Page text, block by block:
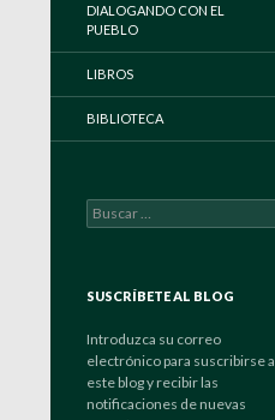
DIALOGANDO CON EL
PUEBLO
LIBROS
BIBLIOTECA
Buscar:
SUSCRÍBETE AL BLOG
Introduzca su correo
electrónico para suscribirse a
este blog y recibir las
notificaciones de nuevas